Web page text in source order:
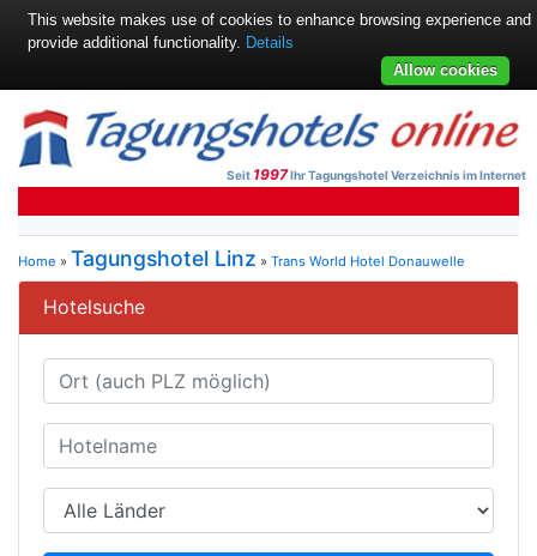
Seit 1997Ihr Tagungshotel Verzeichnis im Internet
Home » Tagungshotel Linz » Trans World Hotel Donauwelle
Hotelsuche
This website makes use of cookies to enhance browsing experience and
provide additional functionality. Details
Allow cookies